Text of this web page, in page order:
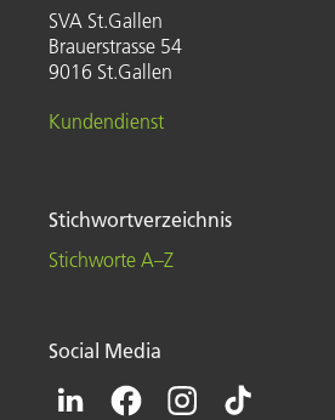
SVA St.Gallen
Brauerstrasse 54
9016 St.Gallen
Kundendienst
Stichwortverzeichnis
Stichworte A–Z
Social Media